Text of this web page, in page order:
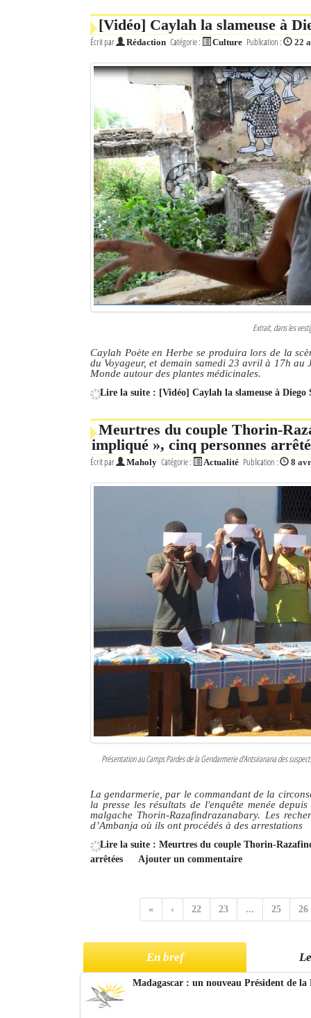
[Vidéo] Caylah la slameuse à
Écrit par Rédaction Catégorie : Culture Publication : 22
Extrait, dans les
Caylah Poète en Herbe se produira lors de la
du Voyageur, et demain samedi 23 avril à 17h
Monde autour des plantes médicinales.
Lire la suite : [Vidéo] Caylah la slameuse à Diego
Meurtres du couple Thorin-
impliqué », cinq personnes
Écrit par Maholy Catégorie : Actualité Publication : 8
Présentation au Camps Pardes de la Gendarmerie d'Antsiranana des
La gendarmerie, par le commandant de la
la presse les résultats de l'enquête menée
malgache Thorin-Razafindrazanabary. Les
d’Ambanja où ils ont procédés à des arrestations
Lire la suite : Meurtres du couple Thorin-
arrêtées
Ajouter un commentaire
« ‹ 22 23 ... 25 26
En bref
Madagascar : un nouveau Président de